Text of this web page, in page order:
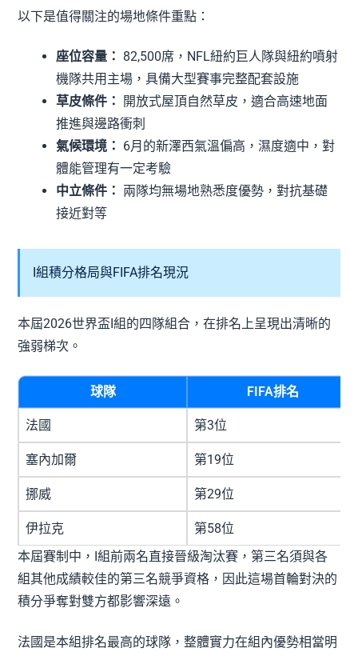
以下是值得關注的場地條件重點：
座位容量： 82,500席，NFL紐約巨人隊與紐約噴射
機隊共用主場，具備大型賽事完整配套設施
草皮條件：
開放式屋頂自然草皮，適合高速地面
推進與邊路衝刺
氣候環境： 6月的新澤西氣溫偏高，濕度適中，對
體能管理有一定考驗
中立條件： 兩隊均無場地熟悉度優勢，對抗基礎
接近對等
I組積分格局與FIFA排名現況
本屆2026世界盃I組的四隊組合，在排名上呈現出清晰的
強弱梯次。
球隊 FIFA排名
法國 第3位
塞內加爾 第19位
挪威 第29位
伊拉克
第58位
本屆賽制中，I組前兩名直接晉級淘汰賽，第三名須與各
組其他成績較佳的第三名競爭資格，因此這場首輪對決的
積分爭奪對雙方都影響深遠。
法國是本組排名最高的球隊，整體實力在組內優勢相當明